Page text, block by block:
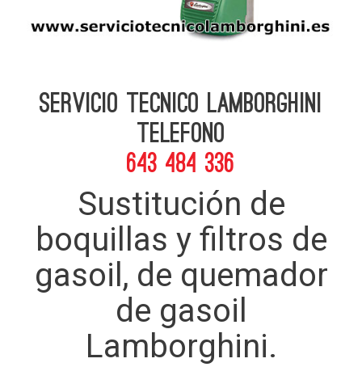
Servicio Tecnico Lamborghini
telefono
643 484 336
Sustitución de
boquillas y filtros de
gasoil, de quemador
de gasoil
Lamborghini.